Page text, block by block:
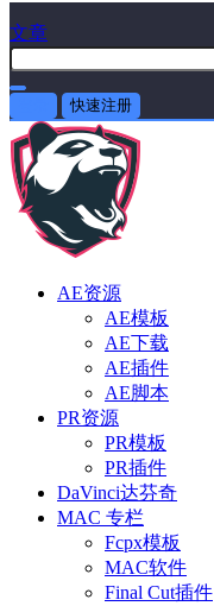
文章
快速注册
AE资源
AE模板
AE下载
AE插件
AE脚本
PR资源
PR模板
PR插件
DaVinci达芬奇
MAC 专栏
Fcpx模板
MAC软件
Final Cut插件